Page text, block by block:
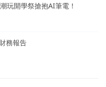
玩開學祭搶抱AI筆電！
務報告